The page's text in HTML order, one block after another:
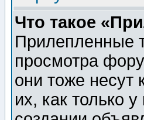
Что такое
Прилепленные
просмотра
они тоже
их, как только